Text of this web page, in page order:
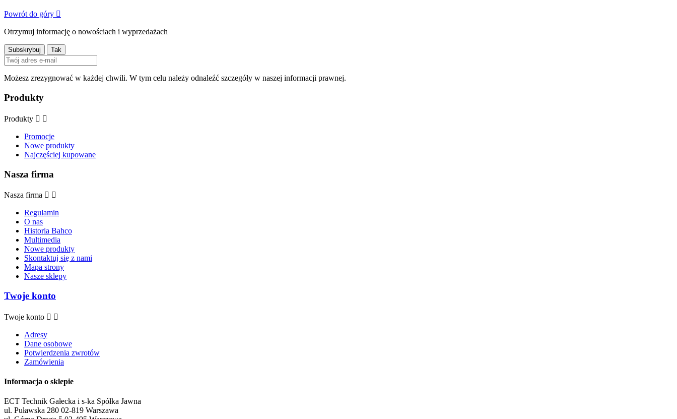
Powrót do góry 
Otrzymuj informację o nowościach i wyprzedażach
Możesz zrezygnować w każdej chwili. W tym celu należy odnaleźć szczegóły w naszej informacji prawnej.
Produkty
Produkty  
Promocje
Nowe produkty
Najczęściej kupowane
Nasza firma
Nasza firma  
Regulamin
O nas
Historia Bahco
Multimedia
Nowe produkty
Skontaktuj się z nami
Mapa strony
Nasze sklepy
Twoje konto
Twoje konto  
Adresy
Dane osobowe
Potwierdzenia zwrotów
Zamówienia
Informacja o sklepie
ECT Technik Gałecka i s-ka Spółka Jawna
ul. Puławska 280 02-819 Warszawa